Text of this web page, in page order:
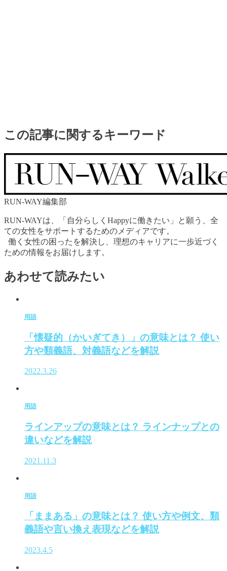
この記事に関するキーワード
RUN-WAY編集部
RUN-WAYは、「自分らしくHappyに働きたい」と願う、全
ての女性をサポートするためのメディアです。
働く女性の困ったを解決し、理想のキャリアに一歩近づく
ための情報をお届けします。
あわせて読みたい
用語
「懐疑的（かいぎてき）」の意味とは？ 使い
方や類義語、対義語などを解説
2022.3.26
用語
ラインアップの意味とは？ ラインナップとの
違いなどを解説
2021.11.3
用語
「ままある」の意味とは？ 使い方や例文、類
義語や言い換え表現などを解説
2023.4.5